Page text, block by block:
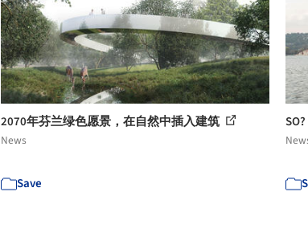
2070年芬兰绿色愿景，在自然中插入建筑
News
Save